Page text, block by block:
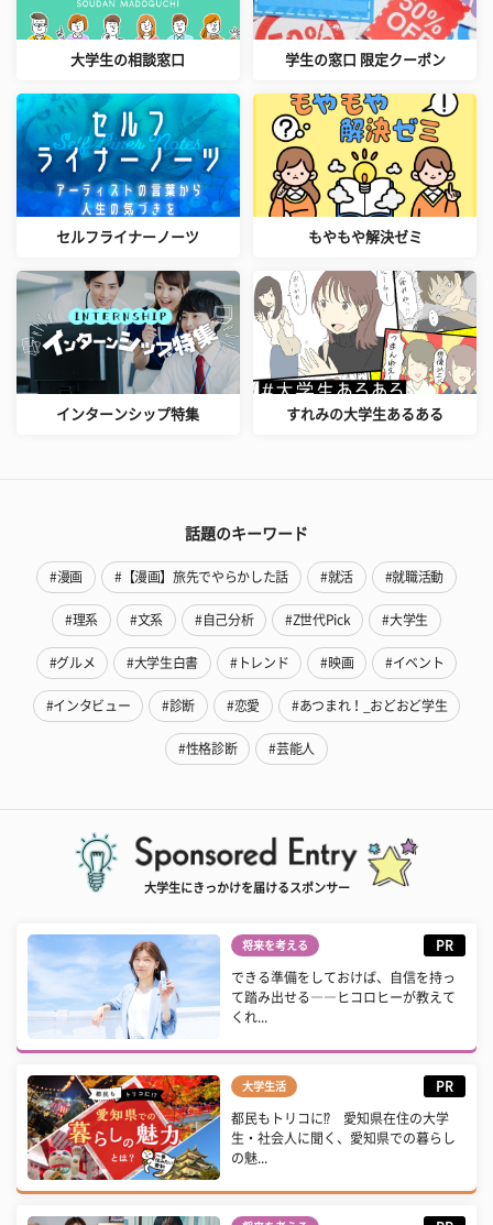
大学生の相談窓口 学生の窓口 限定クーポン
セルフライナーノーツ もやもや解決ゼミ
インターンシップ特集 すれみの大学生あるある
話題のキーワード
#漫画 #【漫画】旅先でやらかした話 #就活 #就職活動
#理系 #文系 #自己分析 #Z世代Pick #大学生
#グルメ #大学生白書 #トレンド #映画 #イベント
#インタビュー #診断 #恋愛 #あつまれ！_おどおど学生
#性格診断 #芸能人
大学生にきっかけを届けるスポンサー
将来を考える PR
できる準備をしておけば、自信を持っ
て踏み出せる――ヒコロヒーが教えて
くれ...
大学生活 PR
都民もトリコに⁉ 愛知県在住の大学
生・社会人に聞く、愛知県での暮らし
の魅...